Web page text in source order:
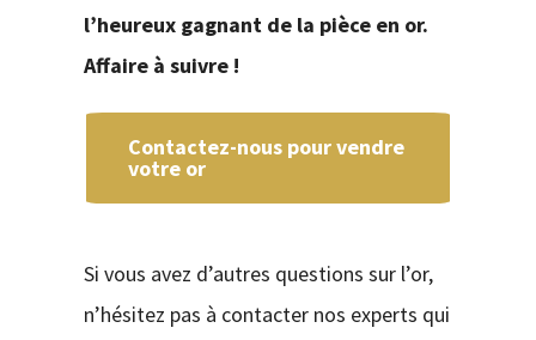
l’heureux gagnant de la pièce en or.
Affaire à suivre !
Contactez-nous pour vendre
votre or
Si vous avez d’autres questions sur l’or,
n’hésitez pas à contacter nos experts qui